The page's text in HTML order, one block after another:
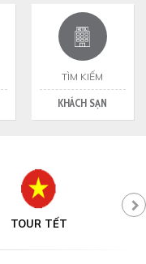
TÌM KIẾM
KHÁCH SẠN
TOUR TẾT